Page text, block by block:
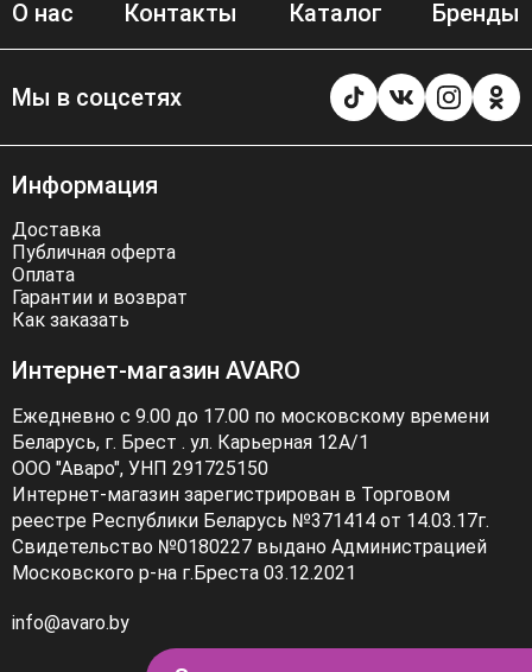
О нас Контакты Каталог Бренды
Мы в соцсетях
Информация
Доставка
Публичная оферта
Оплата
Гарантии и возврат
Как заказать
Интернет-магазин AVARO
Ежедневно с 9.00 до 17.00 по московскому времени
Беларусь, г. Брест . ул. Карьерная 12А/1
ООО "Аваро", УНП 291725150
Интернет-магазин зарегистрирован в Торговом
реестре Республики Беларусь №371414 от 14.03.17г.
Свидетельство №0180227 выдано Администрацией
Московского р-на г.Бреста 03.12.2021
info@avaro.by